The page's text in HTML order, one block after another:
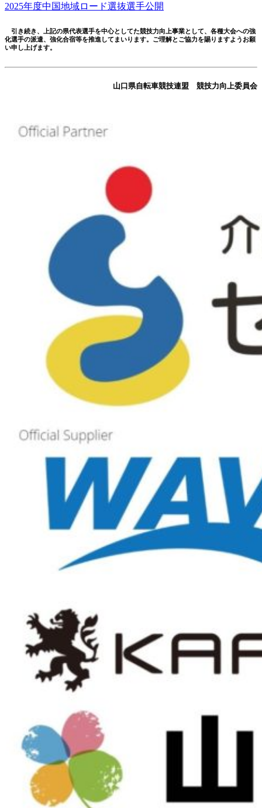
2025年度中国地域ロード選抜選手公開
引き続き、上記の県代表選手を中心としてた競技力向上事業として、各種大会への強
化選手の派遣、強化合宿等を推進してまいります。ご理解とご協力を賜りますようお願
い申し上げます。
山口県自転車競技連盟 競技力向上委員会